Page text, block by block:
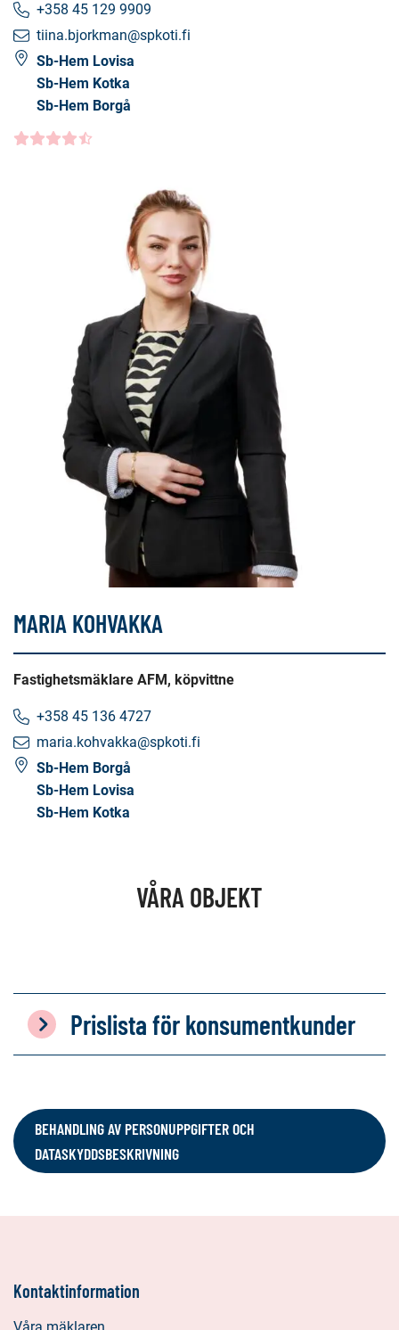
+358 45 129 9909
tiina.bjorkman@spkoti.fi
Sb-Hem Lovisa
Sb-Hem Kotka
Sb-Hem Borgå
Kundbetyg
MARIA KOHVAKKA
Fastighetsmäklare AFM, köpvittne
+358 45 136 4727
maria.kohvakka@spkoti.fi
Sb-Hem Borgå
Sb-Hem Lovisa
Sb-Hem Kotka
VÅRA OBJEKT
Prislista för konsumentkunder
BEHANDLING AV PERSONUPPGIFTER OCH
DATASKYDDSBESKRIVNING
Kontaktinformation